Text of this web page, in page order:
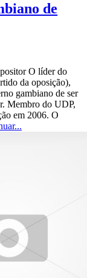
de
O líder do
da oposição),
gambiano de ser
Membro do UDP,
em 2006. O